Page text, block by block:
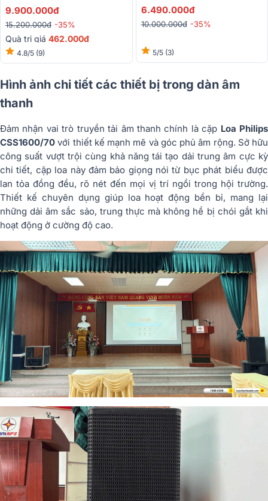
9.900.000đ
15.200.000đ -35%
Quà trị giá 462.000đ
4.8/5 (9)
Class H)
6.490.000đ
10.000.000đ -35%
5/5 (3)
Hình ảnh chi tiết các thiết bị trong dàn âm
thanh
Đảm nhận vai trò truyền tải âm thanh chính là cặp Loa Philips
CSS1600/70 với thiết kế mạnh mẽ và góc phủ âm rộng. Sở hữu
công suất vượt trội cùng khả năng tái tạo dải trung âm cực kỳ
chi tiết, cặp loa này đảm bảo giọng nói từ bục phát biểu được
lan tỏa đồng đều, rõ nét đến mọi vị trí ngồi trong hội trường.
Thiết kế chuyên dụng giúp loa hoạt động bền bỉ, mang lại
những dải âm sắc sảo, trung thực mà không hề bị chói gắt khi
hoạt động ở cường độ cao.